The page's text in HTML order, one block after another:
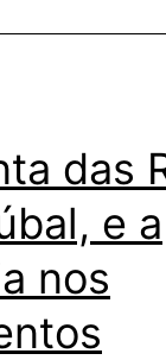
das
e a
nos